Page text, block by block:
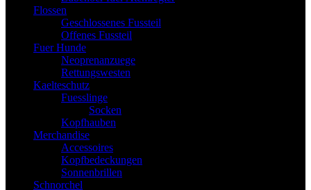
Flossen
Geschlossenes Fussteil
Offenes Fussteil
Fuer Hunde
Neoprenanzuege
Rettungswesten
Kaelteschutz
Fuesslinge
Socken
Kopfhauben
Merchandise
Accessoires
Kopfbedeckungen
Sonnenbrillen
Schnorchel